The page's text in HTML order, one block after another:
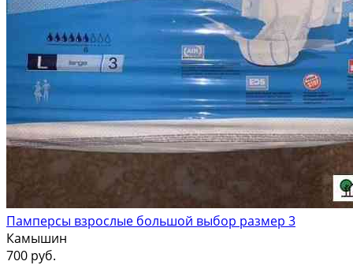
Памперсы взрослые большой выбор размер 3
Камышин
700 руб.